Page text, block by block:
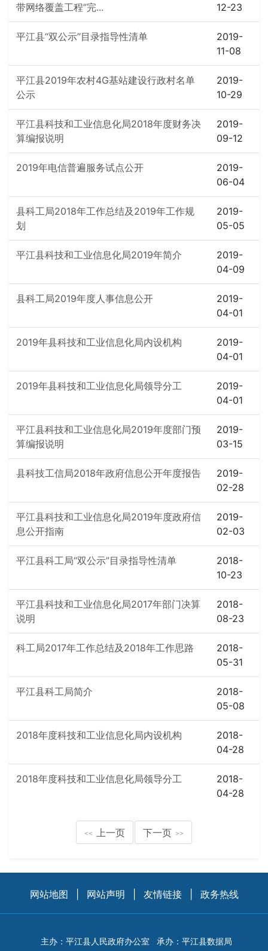
带网络覆盖工程”完...
12-23
平江县“双公示”目录指导性清单
2019-
11-08
平江县2019年农村4G基站建设行政村名单
公示
2019-
10-29
平江县科技和工业信息化局2018年度财务决
算编报说明
2019-
09-12
2019年电信普遍服务试点公开
2019-
06-04
县科工局2018年工作总结及2019年工作规
划
2019-
05-05
平江县科技和工业信息化局2019年简介
2019-
04-09
县科工局2019年度人事信息公开
2019-
04-01
2019年县科技和工业信息化局内设机构
2019-
04-01
2019年县科技和工业信息化局领导分工
2019-
04-01
平江县科技和工业信息化局2019年度部门预
算编报说明
2019-
03-15
县科技工信局2018年政府信息公开年度报告
2019-
02-28
平江县科技和工业信息化局2019年度政府信
息公开指南
2019-
02-03
平江县科工局“双公示”目录指导性清单
2018-
10-23
平江县科技和工业信息化局2017年部门决算
说明
2018-
08-23
科工局2017年工作总结及2018年工作思路
2018-
05-31
平江县科工局简介
2018-
05-08
2018年度科技和工业信息化局内设机构
2018-
04-28
2018年度科技和工业信息化局领导分工
2018-
04-28
<< 上一页 下一页 >>
网站地图 网站声明 友情链接 政务热线
主办：平江县人民政府办公室 承办：平江县数据局